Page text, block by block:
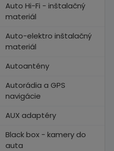
Auto Hi-Fi - inštalačný
materiál
Auto-elektro inštalačný
materiál
Autoantény
Autorádia a GPS
navigácie
AUX adaptéry
Black box - kamery do
auta